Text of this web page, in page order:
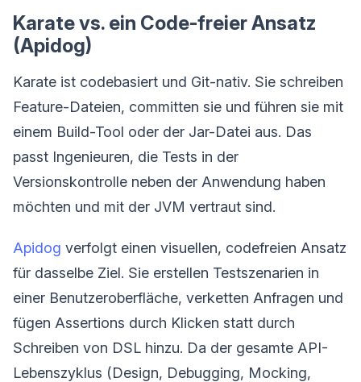
Karate vs. ein Code-freier Ansatz
(Apidog)
Karate ist codebasiert und Git-nativ. Sie schreiben
Feature-Dateien, committen sie und führen sie mit
einem Build-Tool oder der Jar-Datei aus. Das
passt Ingenieuren, die Tests in der
Versionskontrolle neben der Anwendung haben
möchten und mit der JVM vertraut sind.
Apidog verfolgt einen visuellen, codefreien Ansatz
für dasselbe Ziel. Sie erstellen Testszenarien in
einer Benutzeroberfläche, verketten Anfragen und
fügen Assertions durch Klicken statt durch
Schreiben von DSL hinzu. Da der gesamte API-
Lebenszyklus (Design, Debugging, Mocking,